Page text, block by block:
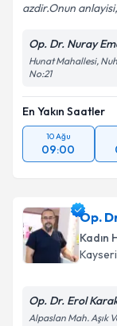
azdir.Onun
Op. Dr. Nuray
Hunat Mahallesi,
No:21
En Yakın Saatler
10 Ağu
09:00
Op.
Kadın
Kayseri
Op. Dr. Erol
Alpaslan Mah. Aşık